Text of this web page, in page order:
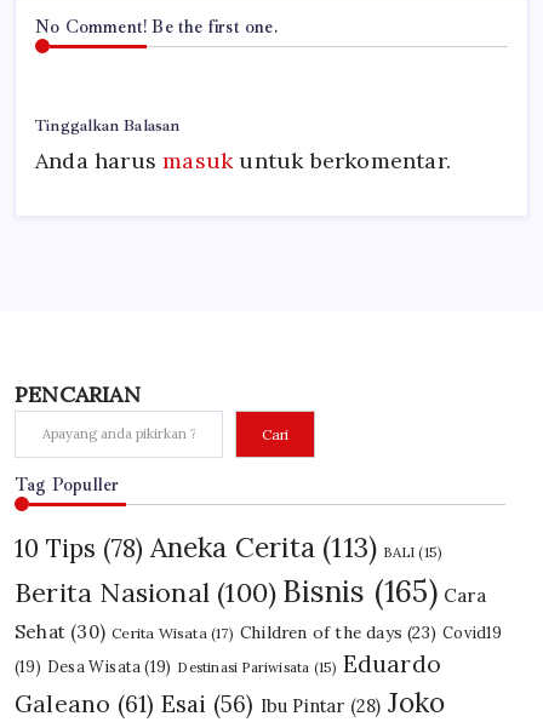
No Comment! Be the first one.
Tinggalkan Balasan
Anda harusmasukuntuk berkomentar.
PENCARIAN
Cari
Tag Populler
10 Tips (78) Aneka Cerita (113) BALI (15)
Berita Nasional (100) Bisnis (165) Cara
Sehat (30) Cerita Wisata(17) Children of the days (23) Covid19
(19) Desa Wisata (19) Destinasi Pariwisata (15) Eduardo
Galeano (61) Esai (56) Ibu Pintar (28) Joko